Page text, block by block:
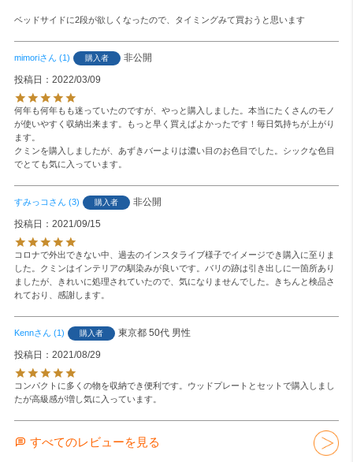
ベッドサイドに2段が欲しくなったので、タイミングみて買おうと思います
mimori 1 購入者
非公開
投稿日
2022/03/09
何年も何年もも迷っていたのですが、やっと購入しました。本当にたくさんのモノ
が使いやすく収納出来ます。もっと早く買えばよかったです！毎日気持ちが上がり
ます。
クミンを購入しましたが、あずきバーよりは濃い目のお色目でした。シックな色目
でとても気に入っています。
すみっコ 3 購入者
非公開
投稿日
2021/09/15
コロナで外出できない中、過去のインスタライブ様子でイメージでき購入に至りま
した。クミンはインテリアの馴染みが良いです。バリの跡は引き出しに一箇所あり
ましたが、きれいに処理されていたので、気になりませんでした。きちんと検品さ
れており、感謝します。
Kenn 1 購入者 東京都 50代 男性
投稿日
2021/08/29
コンパクトに多くの物を収納でき便利です。ウッドプレートとセットで購入しまし
たが高級感が増し気に入っています。
すべてのレビューを見る